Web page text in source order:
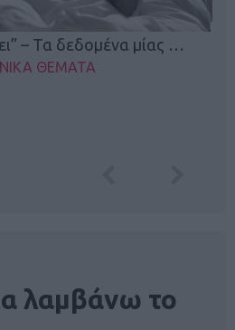
– Τα δεδομένα μίας …
ΘΕΜΑΤΑ
λαμβάνω το